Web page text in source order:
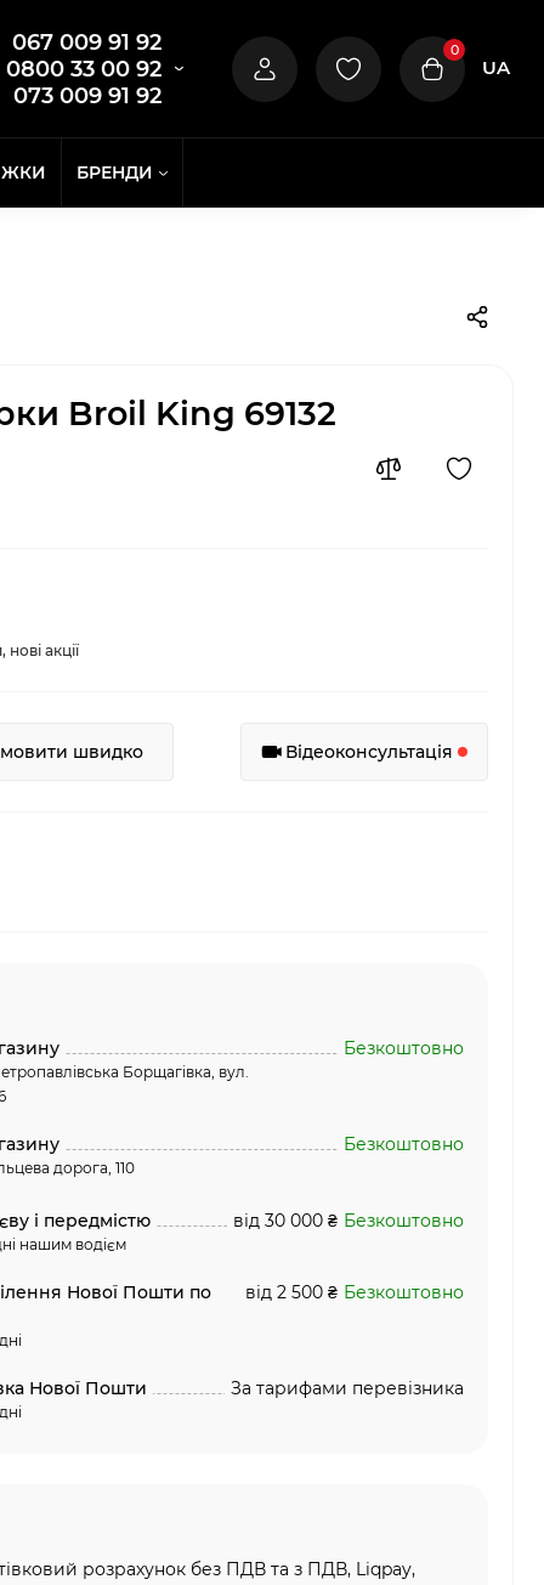
067 009 91 92
0800 33 00 92
073 009 91 92
0
UA
БРЕНДИ
Broil King 69132
акції
швидко Відеоконсультація
Борщагівка, вул.
Безкоштовно
дорога, 110
Безкоштовно
і передмістю
нашим водієм
від 30 000 ₴ Безкоштовно
Нової Пошти по від 2 500 ₴ Безкоштовно
Нової Пошти За тарифами перевізника
розрахунок без ПДВ та з ПДВ, Liqpay,